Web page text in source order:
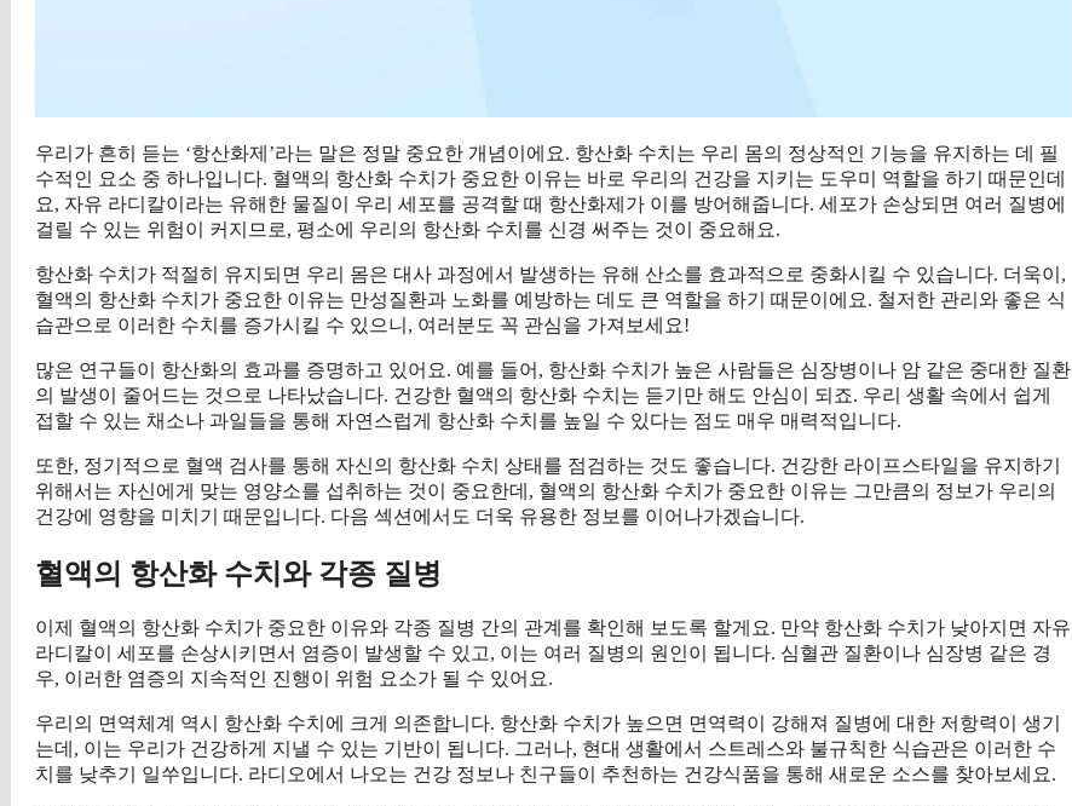
우리가 흔히 듣는 ‘항산화제’라는 말은 정말 중요한 개념이에요. 항산화 수치는 우리 몸의 정상적인 기능을 유지하는 데 필
수적인 요소 중 하나입니다. 혈액의 항산화 수치가 중요한 이유는 바로 우리의 건강을 지키는 도우미 역할을 하기 때문인데
요, 자유 라디칼이라는 유해한 물질이 우리 세포를 공격할 때 항산화제가 이를 방어해줍니다. 세포가 손상되면 여러 질병에
걸릴 수 있는 위험이 커지므로, 평소에 우리의 항산화 수치를 신경 써주는 것이 중요해요.
항산화 수치가 적절히 유지되면 우리 몸은 대사 과정에서 발생하는 유해 산소를 효과적으로 중화시킬 수 있습니다. 더욱이,
혈액의 항산화 수치가 중요한 이유는 만성질환과 노화를 예방하는 데도 큰 역할을 하기 때문이에요. 철저한 관리와 좋은 식
습관으로 이러한 수치를 증가시킬 수 있으니, 여러분도 꼭 관심을 가져보세요!
많은 연구들이 항산화의 효과를 증명하고 있어요. 예를 들어, 항산화 수치가 높은 사람들은 심장병이나 암 같은 중대한 질환
의 발생이 줄어드는 것으로 나타났습니다. 건강한 혈액의 항산화 수치는 듣기만 해도 안심이 되죠. 우리 생활 속에서 쉽게
접할 수 있는 채소나 과일들을 통해 자연스럽게 항산화 수치를 높일 수 있다는 점도 매우 매력적입니다.
또한, 정기적으로 혈액 검사를 통해 자신의 항산화 수치 상태를 점검하는 것도 좋습니다. 건강한 라이프스타일을 유지하기
위해서는 자신에게 맞는 영양소를 섭취하는 것이 중요한데, 혈액의 항산화 수치가 중요한 이유는 그만큼의 정보가 우리의
건강에 영향을 미치기 때문입니다. 다음 섹션에서도 더욱 유용한 정보를 이어나가겠습니다.
혈액의 항산화 수치와 각종 질병
이제 혈액의 항산화 수치가 중요한 이유와 각종 질병 간의 관계를 확인해 보도록 할게요. 만약 항산화 수치가 낮아지면 자유
라디칼이 세포를 손상시키면서 염증이 발생할 수 있고, 이는 여러 질병의 원인이 됩니다. 심혈관 질환이나 심장병 같은 경
우, 이러한 염증의 지속적인 진행이 위험 요소가 될 수 있어요.
우리의 면역체계 역시 항산화 수치에 크게 의존합니다. 항산화 수치가 높으면 면역력이 강해져 질병에 대한 저항력이 생기
는데, 이는 우리가 건강하게 지낼 수 있는 기반이 됩니다. 그러나, 현대 생활에서 스트레스와 불규칙한 식습관은 이러한 수
치를 낮추기 일쑤입니다. 라디오에서 나오는 건강 정보나 친구들이 추천하는 건강식품을 통해 새로운 소스를 찾아보세요.